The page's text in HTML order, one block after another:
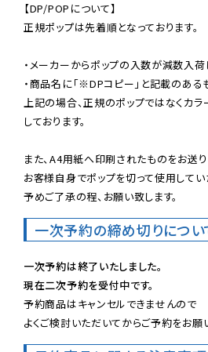
【DP/POPについて】
正規ポップは先着順となっております。
・メーカーからポップの入数が減数入
・商品名に「※DPコピー」と記載のある
上記の場合、正規のポップではなくカラ
しております。
また、A4用紙へ印刷されたものをお送り
お客様自身でポップを切って使用してい
予めご了承の程、お願い致します。
一次予約の締め切りについ
一次予約は終了いたしました。
現在二次予約を受付中です。
予約商品はキャンセルできませんので
よくご検討いただいてからご予約をお願